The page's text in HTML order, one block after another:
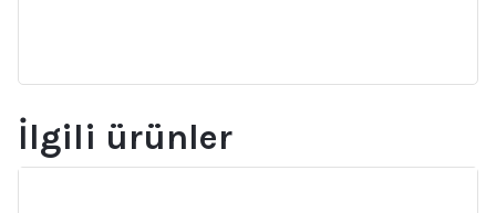
İlgili ürünler